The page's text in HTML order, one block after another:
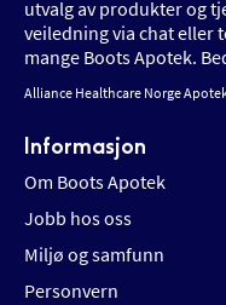
utvalg av produkter og
veiledning via chat eller
mange Boots Apotek.
Alliance Healthcare Norge
Informasjon
Om Boots Apotek
Jobb hos oss
Miljø og samfunn
Personvern